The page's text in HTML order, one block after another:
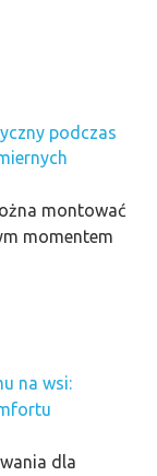
podczas
montować
momentem
na wsi:
dla